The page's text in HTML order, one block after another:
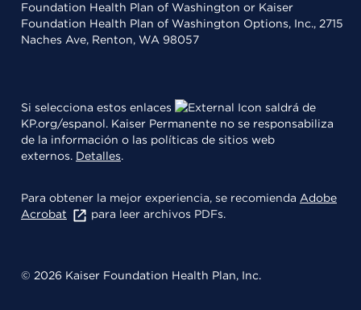
Foundation Health Plan of Washington or Kaiser
Foundation Health Plan of Washington Options, Inc., 2715
Naches Ave, Renton, WA 98057
Si selecciona estos enlaces
saldrá de
KP.org/espanol. Kaiser Permanente no se responsabiliza
de la información o las políticas de sitios web
externos. Detalles.
Para obtener la mejor experiencia, se recomienda Adobe
Acrobat
para leer archivos PDFs.
© 2026 Kaiser Foundation Health Plan, Inc.